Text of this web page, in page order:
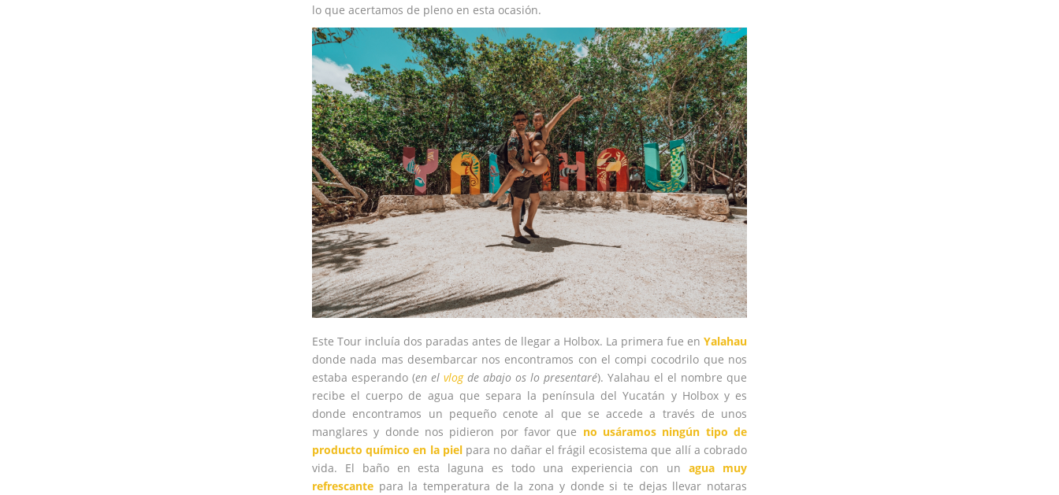
lo que acertamos de pleno en esta ocasión.
Este Tour incluía dos paradas antes de llegar a Holbox. La primera fue en Yalahau
donde nada mas desembarcar nos encontramos con el compi cocodrilo que nos
estaba esperando (en el vlogde abajo os lo presentaré). Yalahau el el nombre que
recibe el cuerpo de agua que separa la península del Yucatán y Holbox y es
donde encontramos un pequeño cenote al que se accede a través de unos
manglares y donde nos pidieron por favor que no usáramos ningún tipo de
producto químico en la pielpara no dañar el frágil ecosistema que allí a cobrado
vida. El baño en esta laguna es todo una experiencia con unagua muy
refrescante para la temperatura de la zona y donde si te dejas llevar notaras